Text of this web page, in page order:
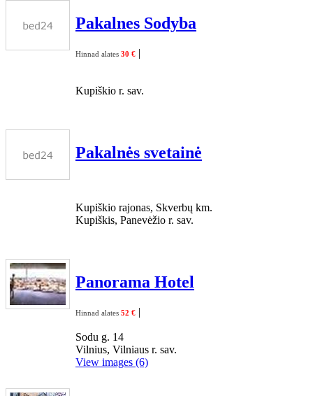
Pakalnes Sodyba
Hinnad alates 30 € |
Kupiškio r. sav.
Pakalnės svetainė
Kupiškio rajonas, Skverbų km.
Kupiškis, Panevėžio r. sav.
Panorama Hotel
Hinnad alates 52 € |
Sodu g. 14
Vilnius, Vilniaus r. sav.
View images (6)